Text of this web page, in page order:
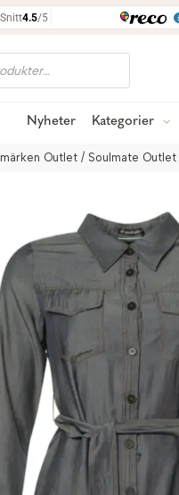
Nyheter Kategorier
Outlet / Soulmate Outlet